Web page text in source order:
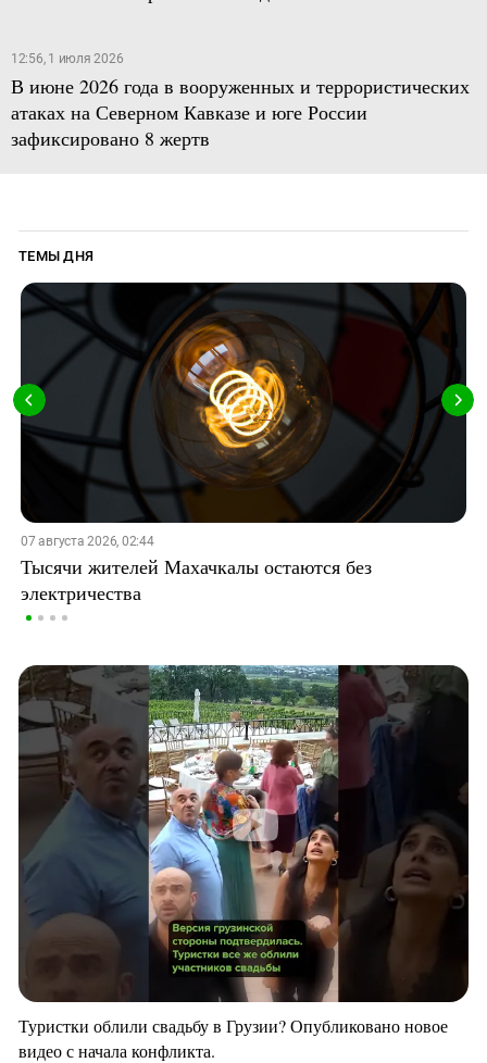
12:56, 1 июля 2026
В июне 2026 года в вооруженных и террористических
атаках на Северном Кавказе и юге России
зафиксировано 8 жертв
ТЕМЫ ДНЯ
07 августа 2026, 02:44
Тысячи жителей Махачкалы остаются без
электричества
Туристки облили свадьбу в Грузии? Опубликовано новое
видео с начала конфликта.